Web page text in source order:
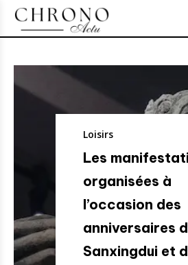
Loisirs
Les
organisées à
l’occasion des
anniversaires
Sanxingdui et